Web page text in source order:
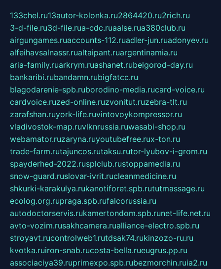
133chel.ru13autor-kolonka.ru2864420.ru2rich.ru
3-d-file.ru3d-file.rua-cdc.ruaalse.rua380club.ru
airgungames.ruaccounts-112.ruadler-jun.ruadonyev.ru
alfeihavsalnassr.rualtaipant.ruargentinamia.ru
aria-family.ruarkrym.ruashanet.rubelgorod-day.ru
bankaribi.rubandamn.rubigfatcc.ru
blagodarenie-spb.ruborodino-media.rucard-voice.ru
cardvoice.ruzed-online.ruzvonitut.ruzebra-tlt.ru
zarafshan.ruyork-life.ruvintovoykompressor.ru
vladivostok-map.ruvlknrussia.ruwasabi-shop.ru
webamator.ruzaryna.ruyoutubefree.rux-ton.ru
trade-farm.rutajuncos.rutaksu.rutor-lyubov-i-grom.ru
spayderhed-2022.rusplclub.rustoppamedia.ru
snow-guard.ruslovar-ivrit.rucleanmedicine.ru
shkurki-karakulya.rukanotiforet.spb.rututmassage.ru
ecolog.org.rupraga.spb.rufalcorussia.ru
autodoctorservis.rukamertondom.spb.runet-life.net.ru
avto-vozim.rusakhcamera.rualliance-electro.spb.ru
stroyavt.rucontrolweb1.rutdsak74.rukinzozo-ru.ru
kvotka.ruiron-snab.rucosta-bella.rueugrus.pp.ru
associaciya39.ruprimexpo.spb.rubezmorchin.ruia2.ru